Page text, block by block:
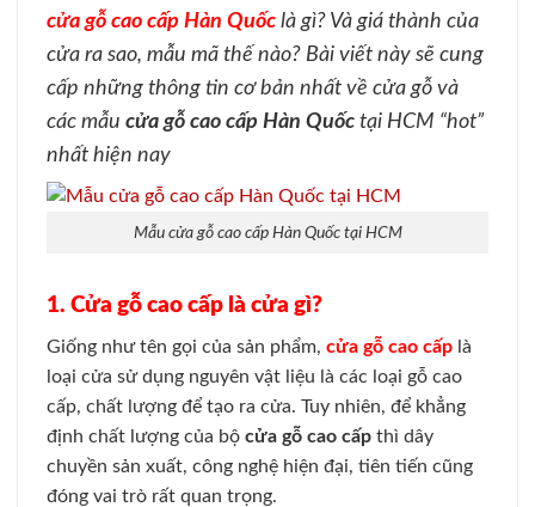
cửa gỗ cao cấp Hàn Quốc là gì? Và giá thành của
cửa ra sao, mẫu mã thế nào? Bài viết này sẽ cung
cấp những thông tin cơ bản nhất về cửa gỗ và
các mẫu cửa gỗ cao cấp Hàn Quốc tại HCM “hot”
nhất hiện nay
Mẫu cửa gỗ cao cấp Hàn Quốc tại HCM
1. Cửa gỗ cao cấp là cửa gì?
Giống như tên gọi của sản phẩm, cửa gỗ cao cấp là
loại cửa sử dụng nguyên vật liệu là các loại gỗ cao
cấp, chất lượng để tạo ra cửa. Tuy nhiên, để khẳng
định chất lượng của bộ cửa gỗ cao cấp thì dây
chuyền sản xuất, công nghệ hiện đại, tiên tiến cũng
đóng vai trò rất quan trọng.